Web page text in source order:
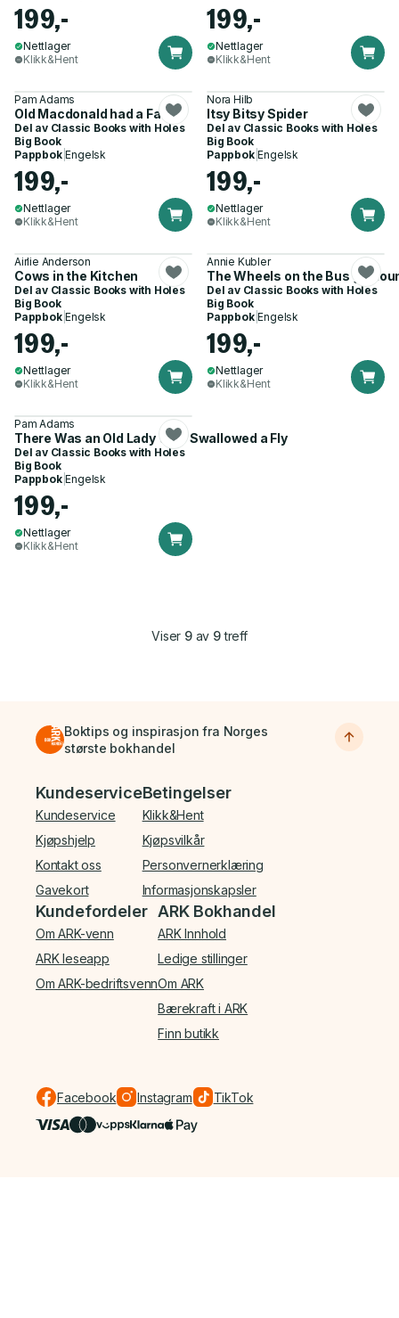
199,-
Nettlager
Klikk&Hent
199,-
Nettlager
Klikk&Hent
Pam Adams
Old Macdonald had a Farm
Del av Classic Books with Holes
Big Book
Pappbok|Engelsk
199,-
Nettlager
Klikk&Hent
Nora Hilb
Itsy Bitsy Spider
Del av Classic Books with Holes
Big Book
Pappbok|Engelsk
199,-
Nettlager
Klikk&Hent
Airlie Anderson
Cows in the Kitchen
Del av Classic Books with Holes
Big Book
Pappbok|Engelsk
199,-
Nettlager
Klikk&Hent
Annie Kubler
The Wheels on the Bus go
Del av Classic Books with Holes
Big Book
Pappbok|Engelsk
199,-
Nettlager
Klikk&Hent
Pam Adams
There Was an Old Lady Who Swallowed a Fly
Del av Classic Books with Holes
Big Book
Pappbok|Engelsk
199,-
Nettlager
Klikk&Hent
Viser 9av 9treff
Boktips og inspirasjon fra Norges
største bokhandel
Bunnmeny
Kundeservice
Kundeservice
Kjøpshjelp
Kontakt oss
Gavekort
Betingelser
Klikk&Hent
Kjøpsvilkår
Personvernerklæring
Informasjonskapsler
Kundefordeler
Om ARK-venn
ARK leseapp
Om ARK-bedriftsvenn
ARK Bokhandel
ARK Innhold
Ledige stillinger
Om ARK
Bærekraft i ARK
Finn butikk
Facebook Instagram TikTok